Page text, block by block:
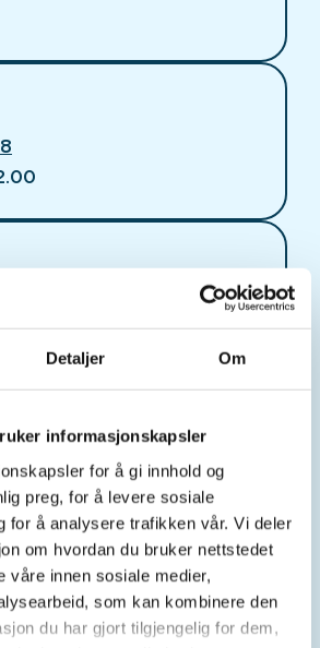
Detaljer Om
informasjonskapsler
for å gi innhold og
preg, for å levere sosiale
for å analysere trafikken vår. Vi deler
om hvordan du bruker nettstedet
våre innen sosiale medier,
som kan kombinere den
du har gjort tilgjengelig for dem,
i
SJFF